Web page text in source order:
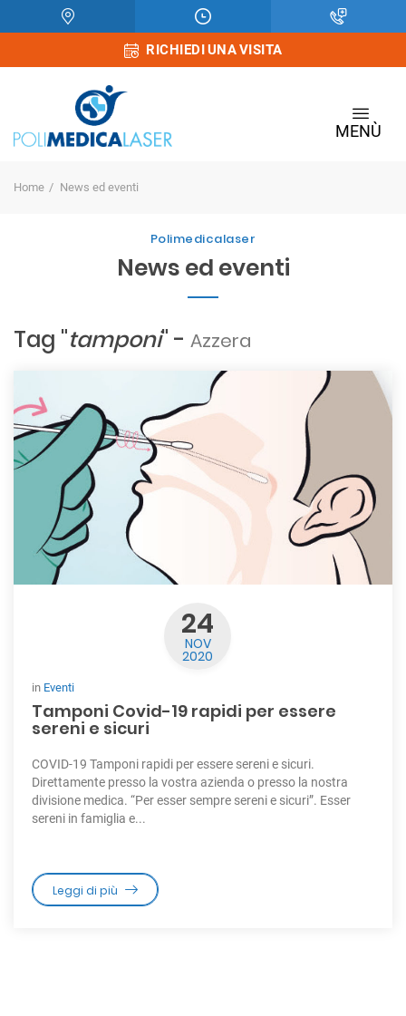
RICHIEDI UNA VISITA
MENÙ
Home News ed eventi
Polimedicalaser
News ed eventi
Tag "tamponi" - Azzera
24
NOV
2020
in Eventi
Tamponi Covid-19 rapidi per essere
sereni e sicuri
COVID-19 Tamponi rapidi per essere sereni e sicuri.
Direttamente presso la vostra azienda o presso la nostra
divisione medica. “Per esser sempre sereni e sicuri”. Esser
sereni in famiglia e...
Leggi di più